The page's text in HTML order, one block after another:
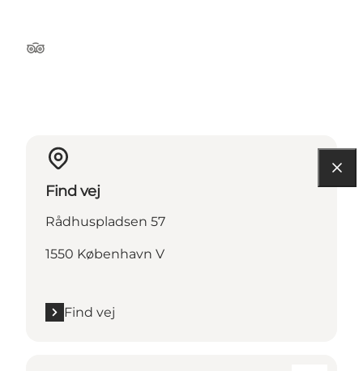
Tripadvisor
Find vej
Rådhuspladsen 57
1550 København V
Find vej